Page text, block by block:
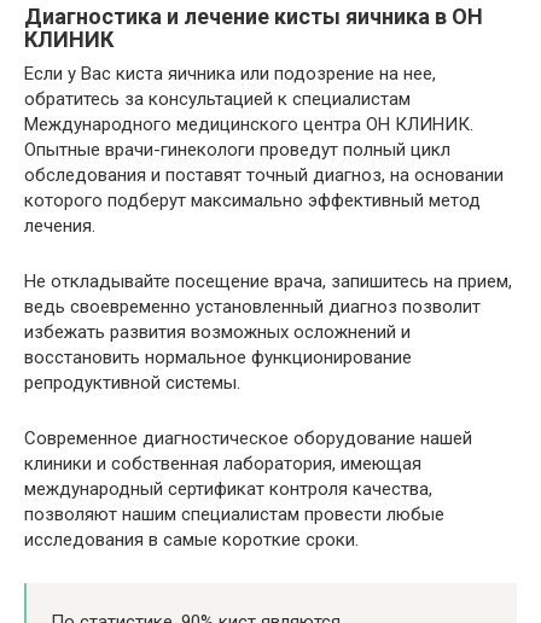
Диагностика и лечение кисты яичника в ОН
КЛИНИК
Если у Вас киста яичника или подозрение на нее,
обратитесь за консультацией к специалистам
Международного медицинского центра ОН КЛИНИК.
Опытные врачи-гинекологи проведут полный цикл
обследования и поставят точный диагноз, на основании
которого подберут максимально эффективный метод
лечения.
Не откладывайте посещение врача, запишитесь на прием,
ведь своевременно установленный диагноз позволит
избежать развития возможных осложнений и
восстановить нормальное функционирование
репродуктивной системы.
Современное диагностическое оборудование нашей
клиники и собственная лаборатория, имеющая
международный сертификат контроля качества,
позволяют нашим специалистам провести любые
исследования в самые короткие сроки.